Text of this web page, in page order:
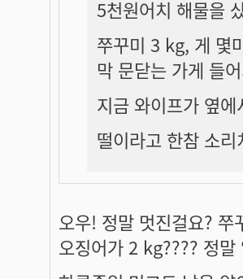
5천원어치 해물을
쭈꾸미 3 kg, 게 몇
막 문닫는 가게 들
지금 와이프가 옆
떨이라고 한참 소
오우! 정말 멋진걸요?
오징어가 2 kg???? 정말